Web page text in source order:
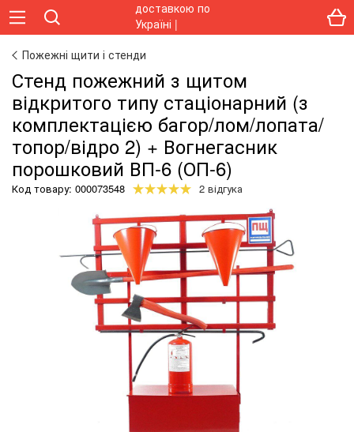
Пожежні щити і стенди
Стенд пожежний з щитом
відкритого типу стаціонарний (з
комплектацією багор/лом/лопата/
топор/відро 2) + Вогнегасник
порошковий ВП-6 (ОП-6)
Код товару: 000073548 2 відгука